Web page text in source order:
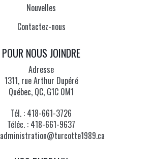
Nouvelles
Contactez-nous
POUR NOUS JOINDRE
Adresse
1311, rue Arthur Dupéré
Québec, QC, G1C 0M1
Tél. : 418-661-3726
Téléc. : 418-661-9637
administration@turcotte1989.ca